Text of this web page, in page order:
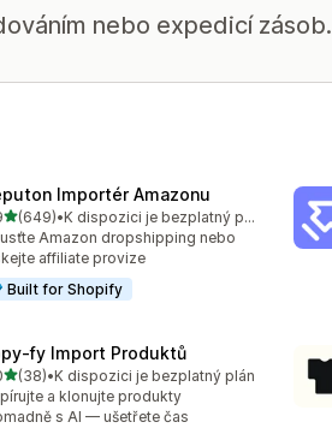
nebo expedicí zásob.
Importér Amazonu
z 5 hvězd
(649)počet recenzí: 649
•
K dispozici je bezplatný plán
Amazon dropshipping nebo
affiliate provize
Built for Shopify
Import Produktů
z 5 hvězd
(38)počet recenzí: 38
•K dispozici je bezplatný plán
a klonujte produkty
s AI — ušetřete čas